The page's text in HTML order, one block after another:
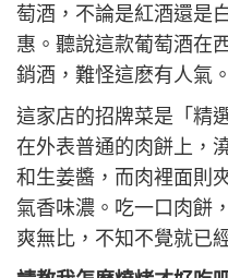
萄酒，不論是紅酒還是
惠。聽說這款葡萄酒在
銷酒，難怪這麽有人氣。
這家店的招牌菜是「精
在外表普通的肉餅上，
和生姜醬，而肉裡面則
氣香味濃。吃一口肉餅
爽無比，不知不覺就已